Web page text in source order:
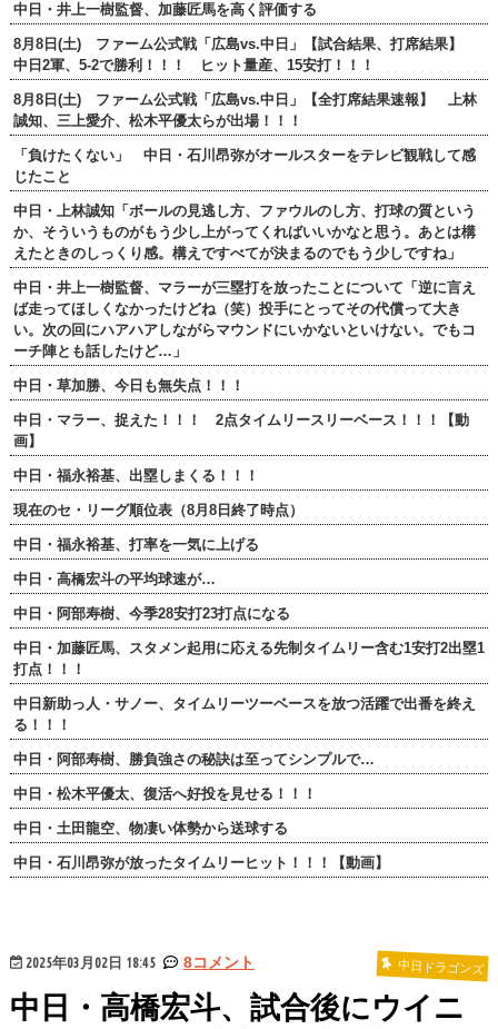
中日・井上一樹監督、加藤匠馬を高く評価する
8月8日(土) ファーム公式戦「広島vs.中日」【試合結果、打席結果】
中日2軍、5-2で勝利！！！ ヒット量産、15安打！！！
8月8日(土) ファーム公式戦「広島vs.中日」【全打席結果速報】 上林
誠知、三上愛介、松木平優太らが出場！！！
「負けたくない」 中日・石川昂弥がオールスターをテレビ観戦して感
じたこと
中日・上林誠知「ボールの見逃し方、ファウルのし方、打球の質という
か、そういうものがもう少し上がってくればいいかなと思う。あとは構
えたときのしっくり感。構えですべてが決まるのでもう少しですね」
中日・井上一樹監督、マラーが三塁打を放ったことについて「逆に言え
ば走ってほしくなかったけどね（笑）投手にとってその代償って大き
い。次の回にハアハアしながらマウンドにいかないといけない。でもコ
ーチ陣とも話したけど…」
中日・草加勝、今日も無失点！！！
中日・マラー、捉えた！！！ 2点タイムリースリーベース！！！【動
画】
中日・福永裕基、出塁しまくる！！！
現在のセ・リーグ順位表（8月8日終了時点）
中日・福永裕基、打率を一気に上げる
中日・高橋宏斗の平均球速が…
中日・阿部寿樹、今季28安打23打点になる
中日・加藤匠馬、スタメン起用に応える先制タイムリー含む1安打2出塁1
打点！！！
中日新助っ人・サノー、タイムリーツーベースを放つ活躍で出番を終え
る！！！
中日・阿部寿樹、勝負強さの秘訣は至ってシンプルで…
中日・松木平優太、復活へ好投を見せる！！！
中日・土田龍空、物凄い体勢から送球する
中日・石川昂弥が放ったタイムリーヒット！！！【動画】
2025年03月02日 18:45 8コメント 中日ドラゴンズ
中日・高橋宏斗、試合後にウイニ